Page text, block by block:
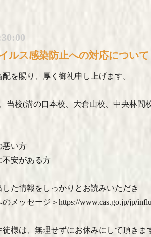
ルス感染防止への対応について
を賜り、厚く御礼申し上げます。
当校(溝の口本校、大倉山校、中央林
悪い方
不安がある方
した情報をしっかりとお読みいただき
メッセージ＞https://www.cas.go.jp/jp/
徒様は、無理せずにお休みにして頂きま